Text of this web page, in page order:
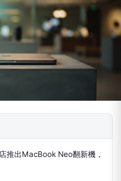
推出MacBook Neo翻新機，